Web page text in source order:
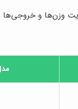
وزن‌ها و